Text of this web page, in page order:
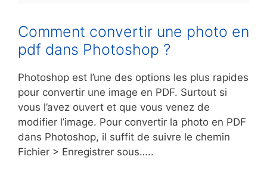
Comment convertir une photo en
pdf dans Photoshop ?
Photoshop est l’une des options les plus rapides
pour convertir une image en PDF. Surtout si
vous l’avez ouvert et que vous venez de
modifier l’image. Pour convertir la photo en PDF
dans Photoshop, il suffit de suivre le chemin
Fichier > Enregistrer sous…..